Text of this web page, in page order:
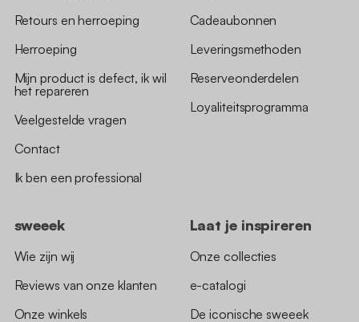
Retours en herroeping
Herroeping
Mijn product is defect, ik wil
het repareren
Veelgestelde vragen
Contact
Ik ben een professional
Cadeaubonnen
Leveringsmethoden
Reserveonderdelen
Loyaliteitsprogramma
sweeek
Wie zijn wij
Reviews van onze klanten
Onze winkels
Laat je inspireren
Onze collecties
e-catalogi
De iconische sweeek